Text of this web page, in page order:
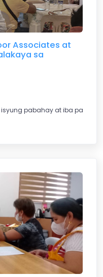
Associates at
sa
pabahay at iba pa na